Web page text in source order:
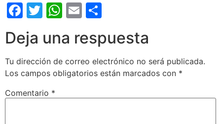
Facebook
Twitter
WhatsApp
Email
Deja una respuesta
Tu dirección de correo electrónico no será publicada.
Los campos obligatorios están marcados con *
Comentario *